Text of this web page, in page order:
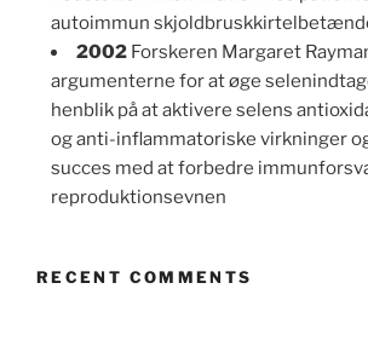
autoimmun
2002 Forskeren Margaret
argumenterne for at øge
henblik på at aktivere selens
og anti-inflammatoriske virkninger
succes med at forbedre
reproduktionsevnen
RECENT COMMENTS